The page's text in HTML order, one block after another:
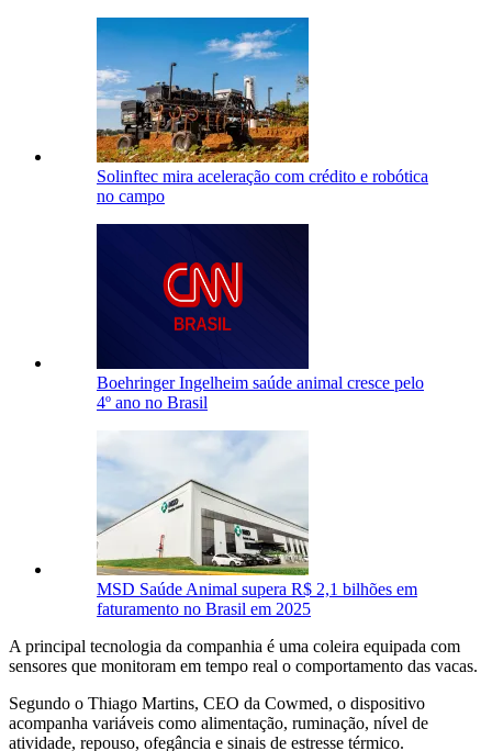
Solinftec mira aceleração com crédito e robótica
no campo
Boehringer Ingelheim saúde animal cresce pelo
4º ano no Brasil
MSD Saúde Animal supera R$ 2,1 bilhões em
faturamento no Brasil em 2025
A principal tecnologia da companhia é uma coleira equipada com
sensores que monitoram em tempo real o comportamento das vacas.
Segundo o Thiago Martins, CEO da Cowmed, o dispositivo
acompanha variáveis como alimentação, ruminação, nível de
atividade, repouso, ofegância e sinais de estresse térmico.